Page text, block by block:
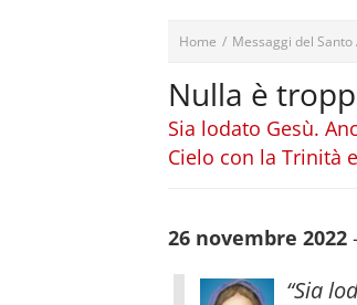
Home / Messaggi del Santo
Nulla è
Sia lodato Gesù.
Cielo con la Trinità
26 novembre 2022
“Sia